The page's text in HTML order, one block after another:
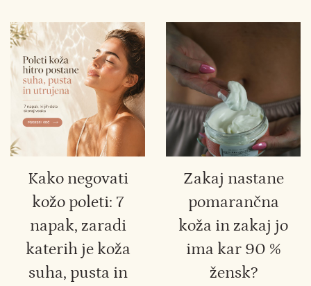
Kako negovati
kožo poleti: 7
napak, zaradi
katerih je koža
suha, pusta in
Zakaj nastane
pomarančna
koža in zakaj jo
ima kar 90 %
žensk?